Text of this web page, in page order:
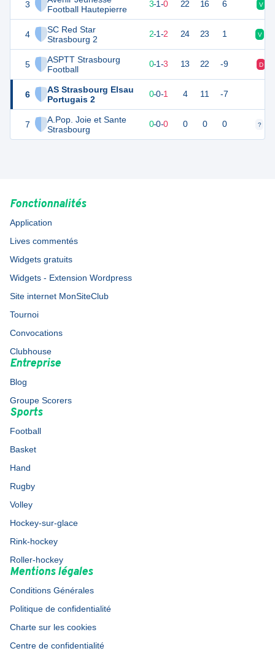
3
Football Hautepierre
4
SC Red Star
Strasbourg 2
5
ASPTT Strasbourg
Football
6
AS Strasbourg Elsau
Portugais 2
7
A.Pop. Joie et Sante
Strasbourg
9 3-1-0 22 16 6 V
2-1-2 24 23 1 V
1 0-1-3 13 22 -9 D
-1 2 0-0-1 4 11 -7
0 0-0-0 0 0 0 ?
Fonctionnalités
Application
Lives commentés
Widgets gratuits
Widgets - Extension Wordpress
Site internet MonSiteClub
Tournoi
Convocations
Clubhouse
Entreprise
Blog
Groupe Scorers
Sports
Football
Basket
Hand
Rugby
Volley
Hockey-sur-glace
Rink-hockey
Roller-hockey
Mentions légales
Conditions Générales
Politique de confidentialité
Charte sur les cookies
Centre de confidentialité